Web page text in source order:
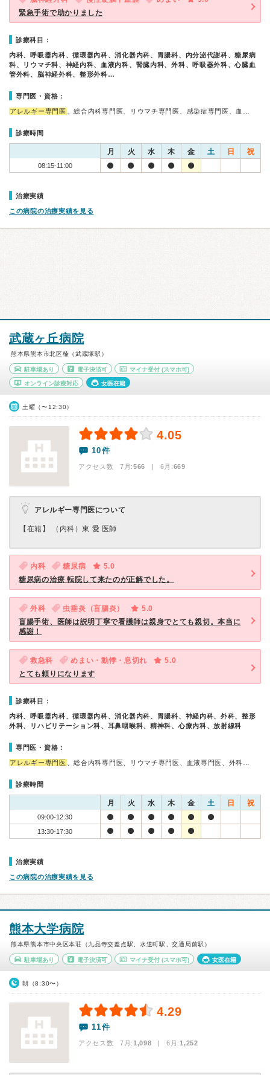
緊急手術で助かりました
診療科目：
内科、呼吸器内科、循環器内科、消化器内科、胃腸科、内分泌代謝科、糖尿病
科、リウマチ科、神経内科、血液内科、腎臓内科、外科、呼吸器外科、心臓血
管外科、脳神経外科、整形外科…
専門医・資格：
アレルギー専門医 、総合内科専門医、リウマチ専門医、感染症専門医、血…
診療時間
月 火 水 木 金 土 日 祝
08:15-11:00
治療実績
この病院の治療実績を見る
武蔵ヶ丘病院
熊本県熊本市北区楠（武蔵塚駅）
駐車場あり 電子決済可 マイナ受付 (スマホ可)
オンライン診療対応 女医在籍
土曜（〜12:30）
4.05
10件
アクセス数 7月:566 | 6月:669
アレルギー専門医について
【在籍】 （内科）東 愛 医師
内科 糖尿病
5.0
糖尿病の治療 転院して来たのが正解でした。
外科 虫垂炎（盲腸炎）
5.0
盲腸手術、医師は説明丁寧で看護師は親身でとても親切。本当に
感謝！
救急科 めまい・動悸・息切れ
5.0
とても頼りになります
診療科目：
内科、呼吸器内科、循環器内科、消化器内科、胃腸科、神経内科、外科、整形
外科、リハビリテーション科、耳鼻咽喉科、精神科、心療内科、放射線科
専門医・資格：
アレルギー専門医 、総合内科専門医、リウマチ専門医、血液専門医、外科…
診療時間
月 火 水 木 金 土 日 祝
09:00-12:30
13:30-17:30
治療実績
この病院の治療実績を見る
熊本大学病院
熊本県熊本市中央区本荘（九品寺交差点駅、水道町駅、交通局前駅）
駐車場あり 電子決済可 マイナ受付 (スマホ可) 女医在籍
朝（8:30〜）
4.29
11件
アクセス数 7月:1,098 | 6月:1,252